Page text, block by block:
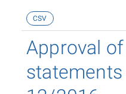
CSV
Approval